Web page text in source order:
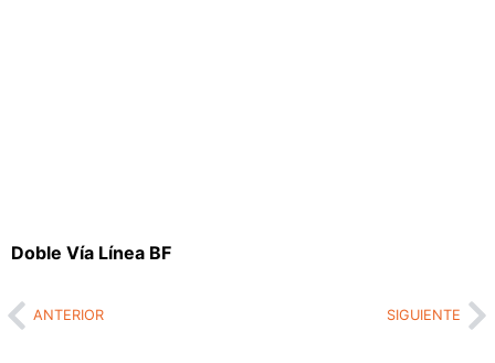
Doble Vía Línea BF
ANTERIOR SIGUIENTE